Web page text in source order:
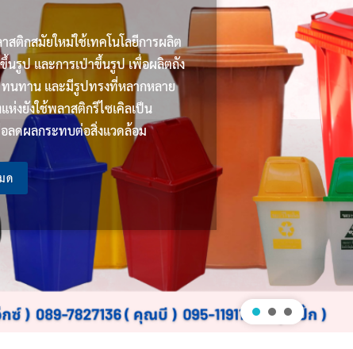
สติกสมัยใหม่ใช้เทคโนโลยีการผลิต
นรูป และการเป่าขึ้นรูป เพื่อผลิตถัง
นทาน และมีรูปทรงที่หลากหลาย
ห่งยังใช้พลาสติกรีไซเคิลเป็น
ลดผลกระทบต่อสิ่งแวดล้อม
ด